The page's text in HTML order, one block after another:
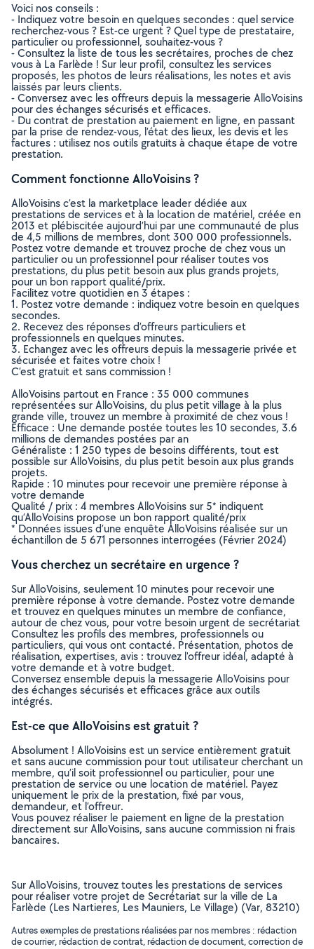
Voici nos conseils :
- Indiquez votre besoin en quelques secondes : quel service
recherchez-vous ? Est-ce urgent ? Quel type de prestataire,
particulier ou professionnel, souhaitez-vous ?
- Consultez la liste de tous les secrétaires, proches de chez
vous à La Farlède ! Sur leur profil, consultez les services
proposés, les photos de leurs réalisations, les notes et avis
laissés par leurs clients.
- Conversez avec les offreurs depuis la messagerie AlloVoisins
pour des échanges sécurisés et efficaces.
- Du contrat de prestation au paiement en ligne, en passant
par la prise de rendez-vous, l’état des lieux, les devis et les
factures : utilisez nos outils gratuits à chaque étape de votre
prestation.
Comment fonctionne AlloVoisins ?
AlloVoisins c’est la marketplace leader dédiée aux
prestations de services et à la location de matériel, créée en
2013 et plébiscitée aujourd’hui par une communauté de plus
de 4,5 millions de membres, dont 300 000 professionnels.
Postez votre demande et trouvez proche de chez vous un
particulier ou un professionnel pour réaliser toutes vos
prestations, du plus petit besoin aux plus grands projets,
pour un bon rapport qualité/prix.
Facilitez votre quotidien en 3 étapes :
1. Postez votre demande : indiquez votre besoin en quelques
secondes.
2. Recevez des réponses d’offreurs particuliers et
professionnels en quelques minutes.
3. Echangez avec les offreurs depuis la messagerie privée et
sécurisée et faites votre choix !
C’est gratuit et sans commission !
AlloVoisins partout en France : 35 000 communes
représentées sur AlloVoisins, du plus petit village à la plus
grande ville, trouvez un membre à proximité de chez vous !
Efficace : Une demande postée toutes les 10 secondes, 3.6
millions de demandes postées par an
Généraliste : 1 250 types de besoins différents, tout est
possible sur AlloVoisins, du plus petit besoin aux plus grands
projets.
Rapide : 10 minutes pour recevoir une première réponse à
votre demande
Qualité / prix : 4 membres AlloVoisins sur 5* indiquent
qu’AlloVoisins propose un bon rapport qualité/prix
* Données issues d’une enquête AlloVoisins réalisée sur un
échantillon de 5 671 personnes interrogées (Février 2024)
Vous cherchez un secrétaire en urgence ?
Sur AlloVoisins, seulement 10 minutes pour recevoir une
première réponse à votre demande. Postez votre demande
et trouvez en quelques minutes un membre de confiance,
autour de chez vous, pour votre besoin urgent de secrétariat
Consultez les profils des membres, professionnels ou
particuliers, qui vous ont contacté. Présentation, photos de
réalisation, expertises, avis : trouvez l'offreur idéal, adapté à
votre demande et à votre budget.
Conversez ensemble depuis la messagerie AlloVoisins pour
des échanges sécurisés et efficaces grâce aux outils
intégrés.
Est-ce que AlloVoisins est gratuit ?
Absolument ! AlloVoisins est un service entièrement gratuit
et sans aucune commission pour tout utilisateur cherchant un
membre, qu’il soit professionnel ou particulier, pour une
prestation de service ou une location de matériel. Payez
uniquement le prix de la prestation, fixé par vous,
demandeur, et l’offreur.
Vous pouvez réaliser le paiement en ligne de la prestation
directement sur AlloVoisins, sans aucune commission ni frais
bancaires.
Sur AlloVoisins, trouvez toutes les prestations de services
pour réaliser votre projet de Secrétariat sur la ville de La
Farlède (Les Nartieres, Les Mauniers, Le Village) (Var, 83210)
Autres exemples de prestations réalisées par nos membres : rédaction
de courrier, rédaction de contrat, rédaction de document, correction de